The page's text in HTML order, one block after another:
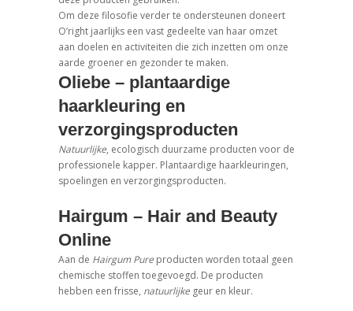
Om deze filosofie verder te ondersteunen doneert
O’right jaarlijks een vast gedeelte van haar omzet
aan doelen en activiteiten die zich inzetten om onze
aarde groener en gezonder te maken.
Oliebe – plantaardige
haarkleuring en
verzorgingsproducten
Natuurlijke, ecologisch duurzame producten voor de
professionele kapper. Plantaardige haarkleuringen,
spoelingen en verzorgingsproducten.
Hairgum – Hair and Beauty
Online
Aan de Hairgum Pure producten worden totaal geen
chemische stoffen toegevoegd. De producten
hebben een frisse, natuurlijke geur en kleur.